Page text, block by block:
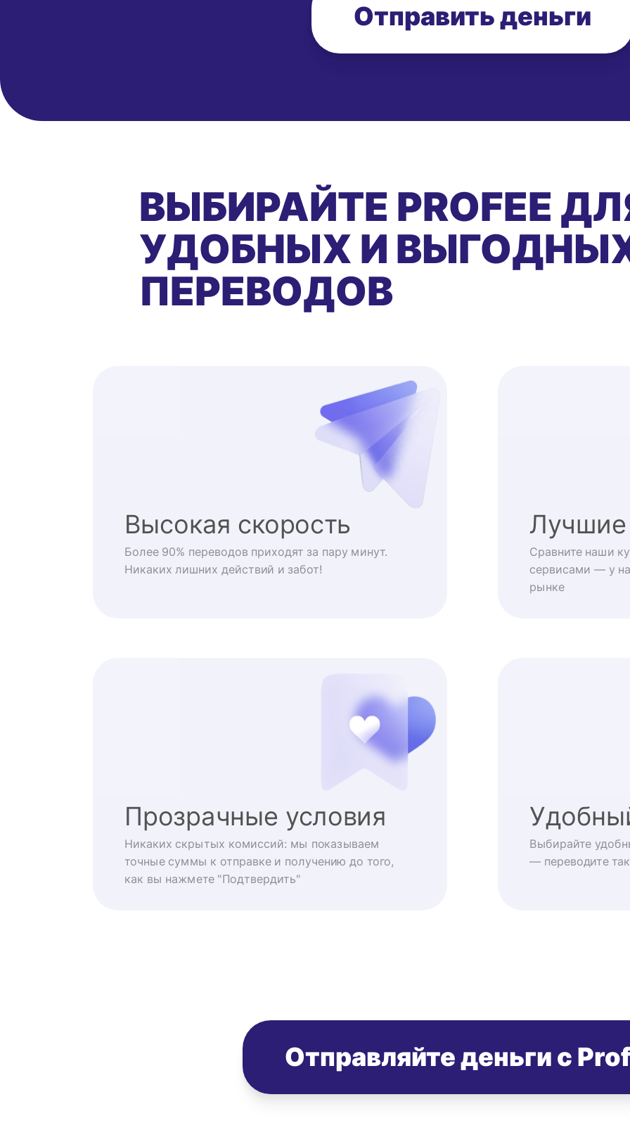
Отправить деньги
ВЫБИРАЙТЕ PROFEE
УДОБНЫХ И
ПЕРЕВОДОВ
Высокая скорость
Более 90% переводов приходят за пару минут.
Никаких лишних действий и забот!
Сравните наши
сервисами — у
рынке
Прозрачные условия
Никаких скрытых комиссий: мы показываем
точные суммы к отправке и получению до того,
как вы нажмете "Подтвердить"
Выбирайте
— переводите
Отправляйте деньги с